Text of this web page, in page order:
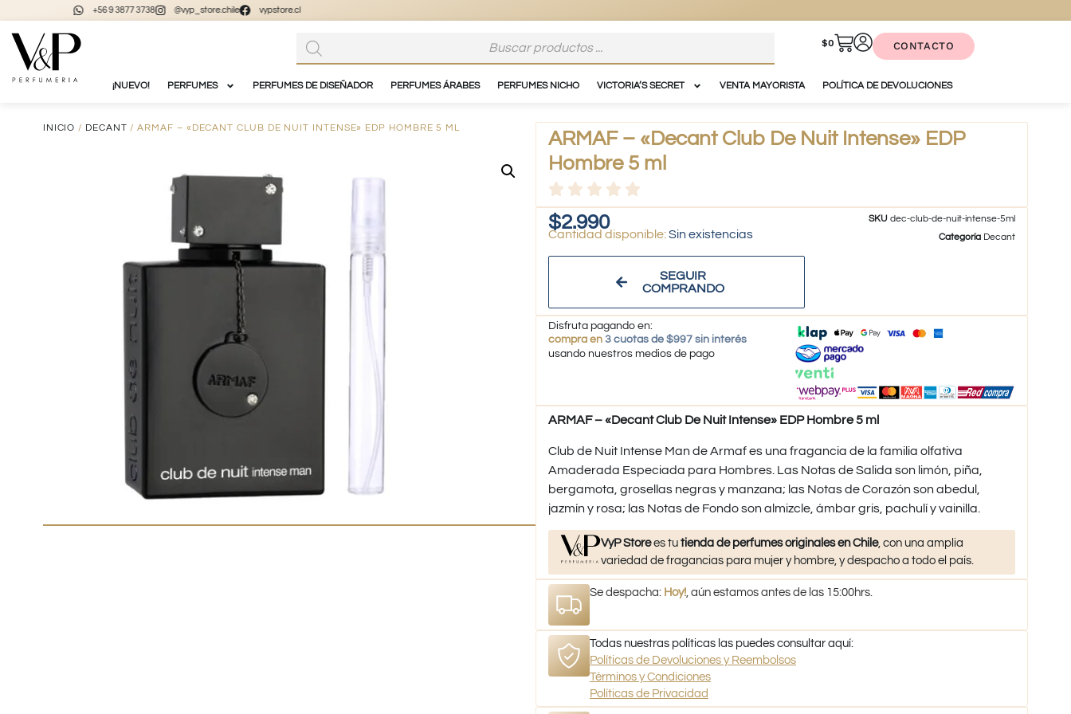
+56 9 3877 3738 @vyp_store.chile vypstore.cl
$0 CONTACTO
¡NUEVO! PERFUMES PERFUMES DE DISEÑADOR PERFUMES ÁRABES PERFUMES NICHO VICTORIA’S SECRET VENTA MAYORISTA POLÍTICA DE DEVOLUCIONES
INICIO / DECANT / ARMAF – «DECANT CLUB DE NUIT INTENSE» EDP HOMBRE 5 ML
ARMAF – «Decant Club De Nuit Intense» EDP
Hombre 5 ml
$2.990
Sin existencias
SEGUIR
COMPRANDO
SKUdec-club-de-nuit-intense-5ml
Categoría Decant
Disfruta pagando en:
compra en 3 cuotas de $997 sin interés
usando nuestros medios de pago
ARMAF – «Decant Club De Nuit Intense» EDP Hombre 5 ml
Club de Nuit Intense Man de Armaf es una fragancia de la familia olfativa
Amaderada Especiada para Hombres. Las Notas de Salida son limón, piña,
bergamota, grosellas negras y manzana; las Notas de Corazón son abedul,
jazmín y rosa; las Notas de Fondo son almizcle, ámbar gris, pachulí y vainilla.
VyP Storees tutienda de perfumes originales en Chile, con una amplia
variedad de fragancias para mujer y hombre, y despacho a todo el país.
Se despacha: Hoy! , aún estamos antes de las 15:00hrs.
Todas nuestras políticas las puedes consultar aquí:
Políticas de Devoluciones y Reembolsos
Términos y Condiciones
Políticas de Privacidad